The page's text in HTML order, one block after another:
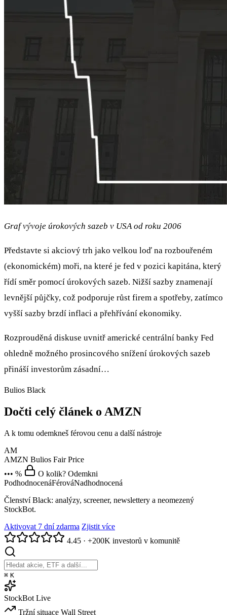
Graf vývoje úrokových sazeb v USA od roku 2006
Představte si akciový trh jako velkou loď na rozbouřeném
(ekonomickém) moři, na které je fed v pozici kapitána, který
řídí směr pomocí úrokových sazeb. Nižší sazby znamenají
levnější půjčky, což podporuje růst firem a spotřeby, zatímco
vyšší sazby brzdí inflaci a přehřívání ekonomiky.
Rozprouděná diskuse uvnitř americké centrální banky Fed
ohledně možného prosincového snížení úrokových sazeb
přináší investorům zásadní…
Bulios Black
Dočti celý článek o AMZN
A k tomu odemkneš férovou cenu a další nástroje
AM
AMZN Bulios Fair Price
••• %
O kolik? Odemkni
PodhodnocenáFérováNadhodnocená
Členství Black: analýzy, screener, newslettery a neomezený
StockBot.
Aktivovat 7 dní zdarma Zjistit více
4.45 · +200K investorů v komunitě
⌘ K
StockBot Live
Tržní situace Wall Street